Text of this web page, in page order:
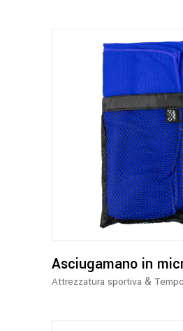
ha
più
Le
essere
Asciugamano in
Attrezzatura sportiva &